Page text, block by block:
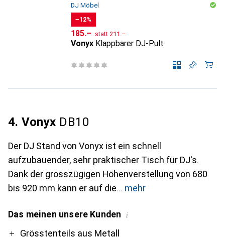
DJ Möbel
−12%
CHF
185.– statt CHF
211.–
Vonyx Klappbarer DJ-Pult
4. Vonyx DB10
Der DJ Stand von Vonyx ist ein schnell
aufzubauender, sehr praktischer Tisch für DJ's.
Dank der grosszügigen Höhenverstellung von 680
bis 920 mm kann er auf die
mehr
Das meinen unsere Kunden i
ProGrösstenteils aus Metall
Contra